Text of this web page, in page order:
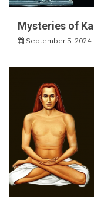
Mysteries of
September 5, 2024